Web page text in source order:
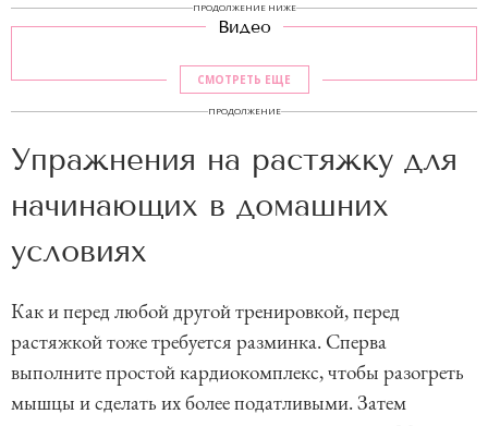
ПРОДОЛЖЕНИЕ НИЖЕ
Видео
СМОТРЕТЬ ЕЩЕ
ПРОДОЛЖЕНИЕ
Упражнения на растяжку для
начинающих в домашних
условиях
Как и перед любой другой тренировкой, перед
растяжкой тоже требуется разминка. Сперва
выполните простой кардиокомплекс, чтобы разогреть
мышцы и сделать их более податливыми. Затем